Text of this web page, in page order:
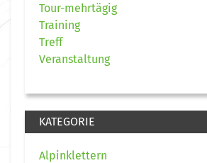
Tour-mehrtägig
Training
Treff
Veranstaltung
KATEGORIE
Alpinklettern